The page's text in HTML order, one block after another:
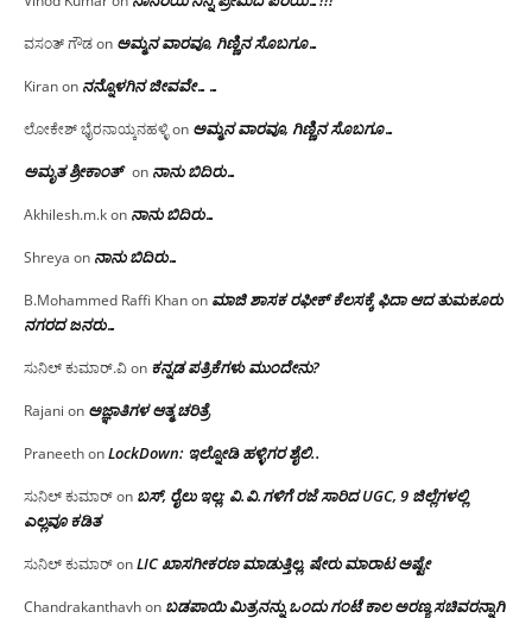
ವಸಂತ್ ಗೌಡon ಅಮ್ಮನ ವಾರವೂ, ಗಿಣ್ಣಿನ ಸೊಬಗೂ…
Kiranon ನನ್ನೊಳಗಿನ ಜೀವವೇ……
ಲೋಕೇಶ್ ಭೈರನಾಯ್ಕನಹಳ್ಳಿon ಅಮ್ಮನ ವಾರವೂ, ಗಿಣ್ಣಿನ ಸೊಬಗೂ…
ಅಮೃತ ಶ್ರೀಕಾಂತ್ on ನಾನು ಬಿದಿರು…
Akhilesh.m.kon ನಾನು ಬಿದಿರು…
Shreya on ನಾನು ಬಿದಿರು…
B.Mohammed Raffi Khanon ಮಾಜಿ ಶಾಸಕ ರಫೀಕ್ ಕೆಲಸಕ್ಕೆ ಫಿದಾ ಆದ ತುಮಕೂರು
ನಗರದ ಜನರು…
ಸುನಿಲ್ ಕುಮಾರ್.ವಿon ಕನ್ನಡ ಪತ್ರಿಕೆಗಳು ಮುಂದೇನು?
Rajani on ಅಜ್ಞಾತಿಗಳ ಆತ್ಮ ಚರಿತ್ರೆ
PraneethonLockDown: ಇಲ್ನೋಡಿ ಹಳ್ಳಿಗರ ಶೈಲಿ..
ಸುನಿಲ್ ಕುಮಾರ್on ಬಸ್, ರೈಲು ಇಲ್ಲ; ವಿ.ವಿ.ಗಳಿಗೆ ರಜೆ ಸಾರಿದ UGC, 9 ಜಿಲ್ಲೆಗಳಲ್ಲಿ
ಎಲ್ಲವೂ ಕಡಿತ
ಸುನಿಲ್ ಕುಮಾರ್onLIC ಖಾಸಗೀಕರಣ ಮಾಡುತ್ತಿಲ್ಲ, ಷೇರು ಮಾರಾಟ ಅಷ್ಟೇ
Chandrakanthavhon ಬಡಪಾಯಿ ಮಿತ್ರನನ್ನು ಒಂದು ಗಂಟೆ ಕಾಲ ಅರಣ್ಯ ಸಚಿವರನ್ನಾಗಿ